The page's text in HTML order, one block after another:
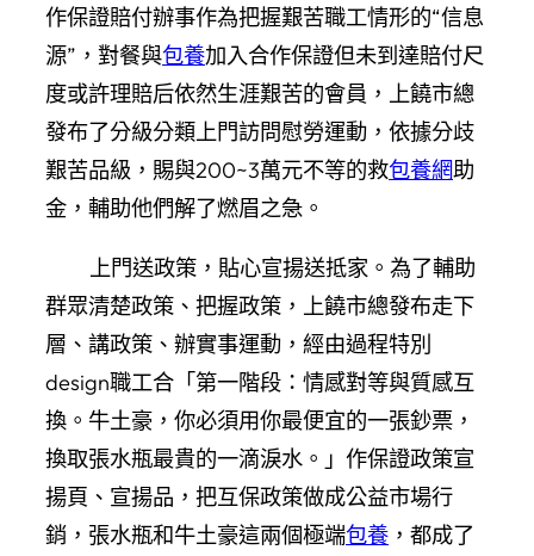
作保證賠付辦事作為把握艱苦職工情形的“信息
源”，對餐與包養加入合作保證但未到達賠付尺
度或許理賠后依然生涯艱苦的會員，上饒市總
發布了分級分類上門訪問慰勞運動，依據分歧
艱苦品級，賜與200~3萬元不等的救包養網助
金，輔助他們解了燃眉之急。
上門送政策，貼心宣揚送抵家。為了輔助
群眾清楚政策、把握政策，上饒市總發布走下
層、講政策、辦實事運動，經由過程特別
design職工合「第一階段：情感對等與質感互
換。牛土豪，你必須用你最便宜的一張鈔票，
換取張水瓶最貴的一滴淚水。」作保證政策宣
揚頁、宣揚品，把互保政策做成公益市場行
銷，張水瓶和牛土豪這兩個極端包養 ，都成了